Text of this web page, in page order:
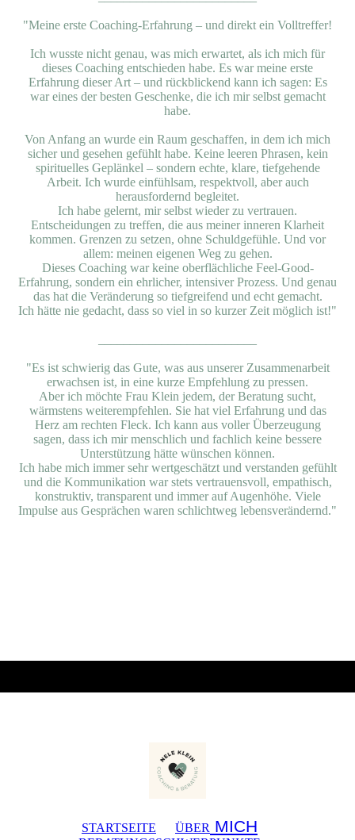
"Meine erste Coaching-Erfahrung – und direkt ein Volltreffer!
Ich wusste nicht genau, was mich erwartet, als ich mich für
dieses Coaching entschieden habe. Es war meine erste
Erfahrung dieser Art – und rückblickend kann ich sagen: Es
war eines der besten Geschenke, die ich mir selbst gemacht
habe.
Von Anfang an wurde ein Raum geschaffen, in dem ich mich
sicher und gesehen gefühlt habe. Keine leeren Phrasen, kein
spirituelles Geplänkel – sondern echte, klare, tiefgehende
Arbeit. Ich wurde einfühlsam, respektvoll, aber auch
herausfordernd begleitet.
Ich habe gelernt, mir selbst wieder zu vertrauen.
Entscheidungen zu treffen, die aus meiner inneren Klarheit
kommen. Grenzen zu setzen, ohne Schuldgefühle. Und vor
allem: meinen eigenen Weg zu gehen.
Dieses Coaching war keine oberflächliche Feel-Good-
Erfahrung, sondern ein ehrlicher, intensiver Prozess. Und genau
das hat die Veränderung so tiefgreifend und echt gemacht.
Ich hätte nie gedacht, dass so viel in so kurzer Zeit möglich ist!"
"Es ist schwierig das Gute, was aus unserer Zusammenarbeit
erwachsen ist, in eine kurze Empfehlung zu pressen.
Aber ich möchte Frau Klein jedem, der Beratung sucht,
wärmstens weiterempfehlen. Sie hat viel Erfahrung und das
Herz am rechten Fleck. Ich kann aus voller Überzeugung
sagen, dass ich mir menschlich und fachlich keine bessere
Unterstützung hätte wünschen können.
Ich habe mich immer sehr wertgeschätzt und verstanden gefühlt
und die Kommunikation war stets vertrauensvoll, empathisch,
konstruktiv, transparent und immer auf Augenhöhe. Viele
Impulse aus Gesprächen waren schlichtweg lebensverändernd."
STARTSEITE ÜBER MICH